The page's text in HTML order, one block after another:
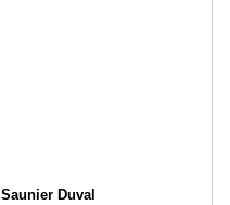
Saunier Duval